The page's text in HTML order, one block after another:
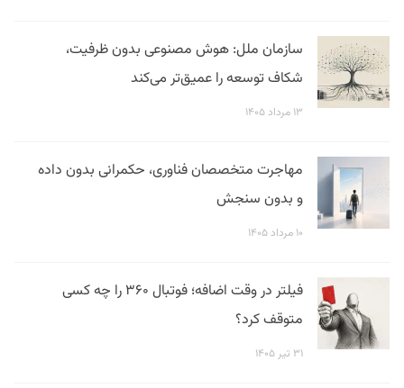
سازمان ملل: هوش مصنوعی بدون ظرفیت،
شکاف توسعه را عمیق‌تر می‌کند
۱۳ مرداد ۱۴۰۵
مهاجرت متخصصان فناوری، حکمرانی بدون داده
و بدون سنجش
۱۰ مرداد ۱۴۰۵
فیلتر در وقت اضافه؛ فوتبال ۳۶۰ را چه کسی
متوقف کرد؟
۳۱ تیر ۱۴۰۵